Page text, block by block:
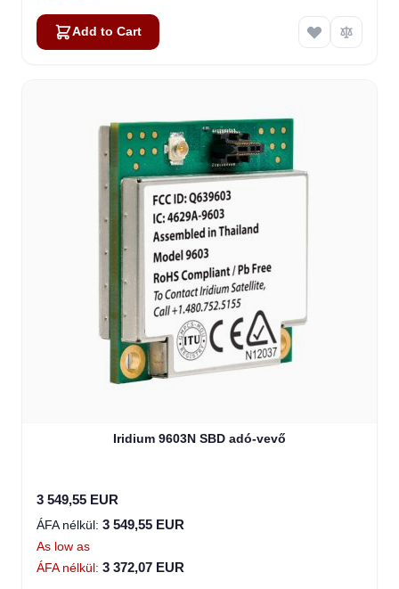
Add to Cart
Iridium 9603N SBD adó-vevő
3 549,55 EUR
3 549,55 EUR
As low as
3 372,07 EUR